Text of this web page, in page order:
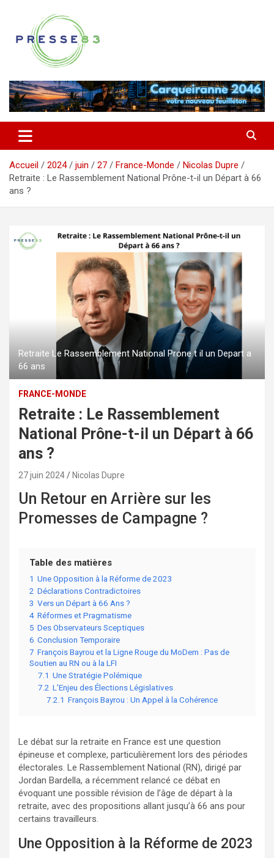
contenu
Presse 83
Accueil 2024 juin 27 France-Monde
Nicolas Dupre
Retraite : Le Rassemblement National Prône-t-il un Départ à 66
ans ?
Retraite Le Rassemblement National Prone t il un Depart a
66 ans
FRANCE-MONDE
Retraite : Le Rassemblement
National Prône-t-il un Départ à 66
ans ?
27 juin 2024 Nicolas Dupre
Un Retour en Arrière sur les
Promesses de Campagne ?
Table des matières
1 Une Opposition à la Réforme de 2023
2 Déclarations Contradictoires
3 Vers un Départ à 66 Ans ?
4 Réformes et Pragmatisme
5 Des Observateurs Sceptiques
6 Conclusion Temporaire
7 François Bayrou et la Ligne Rouge du MoDem : Pas de
Soutien au RN ou à la LFI
7.1 Une Stratégie Polémique
7.2 L’Enjeu des Élections Législatives
7.2.1 François Bayrou : Un Appel à la Cohérence
Le débat sur la retraite en France est une question
épineuse et complexe, particulièrement lors des périodes
électorales. Le Rassemblement National (RN), dirigé par
Jordan Bardella, a récemment relancé ce débat en
évoquant une possible révision de l’âge de départ à la
retraite, avec des propositions allant jusqu’à 66 ans pour
certains travailleurs.
Une Opposition à la Réforme de 2023